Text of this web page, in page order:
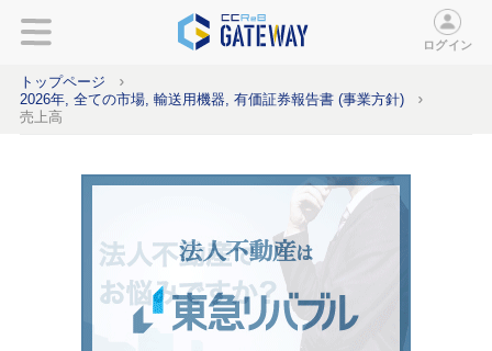
ログイン
トップページ
2026年, 全ての市場, 輸送用機器, 有価証券報告書 (事業方針)
売上高